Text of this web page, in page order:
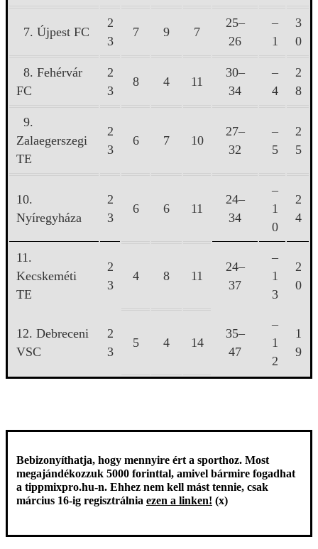
7. Újpest FC
2
3
7 9 7
25–
26
–
1
3
0
8. Fehérvár
FC
2
3
8 4 11
30–
34
–
4
2
8
9.
Zalaegerszegi
TE
2
3
6 7 10
27–
32
–
5
2
5
10.
Nyíregyháza
2
3
6 6 11
24–
34
–
1
0
2
4
11.
Kecskeméti
TE
2
3
4 8 11
24–
37
–
1
3
2
0
12. Debreceni
VSC
2
3
5 4 14
35–
47
–
1
2
1
9
Bebizonyíthatja, hogy mennyire ért a sporthoz. Most
megajándékozzuk 5000 forinttal, amivel bármire fogadhat
a tippmixpro.hu-n. Ehhez nem kell mást tennie, csak
március 16-ig regisztrálnia ezen a linken! (x)